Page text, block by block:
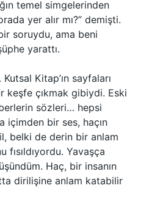
temel simgelerinden
yer alır mı?” demişti.
soruydu, ama beni
yarattı.
Kitap’ın sayfaları
keşfe çıkmak gibiydi. Eski
sözleri… hepsi
içimden bir ses, haçın
belki de derin bir anlam
fısıldıyordu. Yavaşça
Haç, bir insanın
dirilişine anlam katabilir